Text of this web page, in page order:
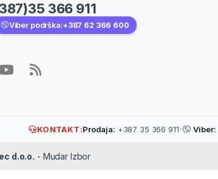
366 911
Viber podrška:+387 62 366 600
KONTAKT:Prodaja: +387 35 366 911• Viber:
d.o.o. - Mudar Izbor